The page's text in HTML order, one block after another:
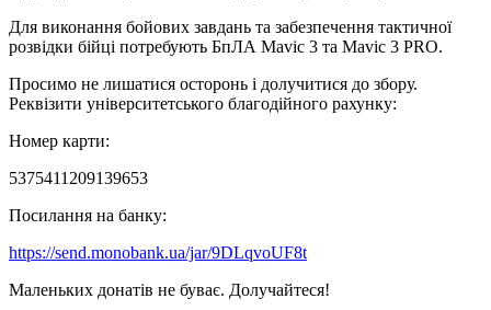
Для виконання бойових завдань та забезпечення тактичної
розвідки бійці потребують БпЛА Mavic 3 та Mavic 3 PRO.
Просимо не лишатися осторонь і долучитися до збору.
Реквізити університетського благодійного рахунку:
Номер карти:
5375411209139653
Посилання на банку:
https://send.monobank.ua/jar/9DLqvoUF8t
Маленьких донатів не буває. Долучайтеся!